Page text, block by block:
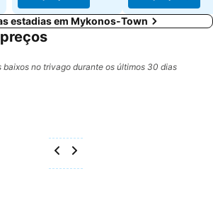
estadias em Mykonos-Town
baixos no trivago durante os últimos 30 dias